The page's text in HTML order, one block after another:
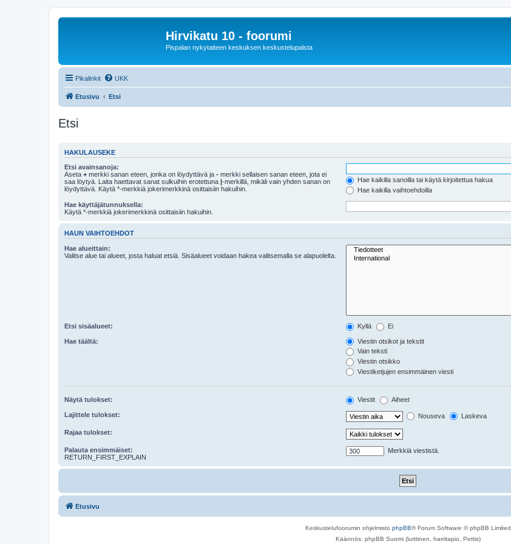
Hirvikatu 10 - foorumi
Pispalan nykytaiteen keskuksen keskustelupalsta
Pikalinkit UKK
Etusivu Etsi
Etsi
HAKULAUSEKE
Etsi avainsanoja:
Aseta + merkki sanan eteen, jonka on löydyttävä ja - merkki sellaisen sanan eteen, jota ei
saa löytyä. Laita haettavat sanat sulkuihin erotettuna |-merkillä, mikäli vain yhden sanan on
löydyttävä. Käytä *-merkkiä jokerimerkkinä osittaisiin hakuihin.
Hae kaikilla sanoilla tai käytä kirjoitettua hakua
Hae kaikilla vaihtoehdoilla
Hae käyttäjätunnuksella:
Käytä *-merkkiä jokerimerkkinä osittaisiin hakuihin.
HAUN VAIHTOEHDOT
Hae alueittain:
Valitse alue tai alueet, josta haluat etsiä. Sisäalueet voidaan hakea valitsemalla se alapuolelta.
Etsi sisäalueet: Kyllä Ei
Hae täältä:
Viestin otsikot ja tekstit
Vain teksti
Viestin otsikko
Viestiketjujen ensimmäinen viesti
Näytä tulokset: Viestit Aiheet
Lajittele tulokset: Nouseva Laskeva
Rajaa tulokset:
Palauta ensimmäiset:
RETURN_FIRST_EXPLAIN
Merkkiä viestistä.
Etusivu
Keskustelufoorumin ohjelmisto phpBB® Forum Software © phpBB Limited
Käännös: phpBB Suomi (lurttinen, harritapio, Pettis)